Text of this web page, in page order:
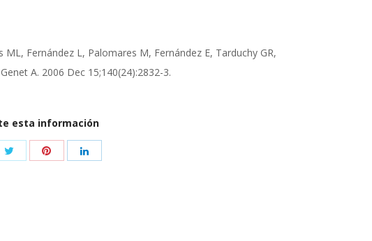
Fernández L, Palomares M, Fernández E, Tarduchy GR,
A. 2006 Dec 15;140(24):2832-3.
esta información